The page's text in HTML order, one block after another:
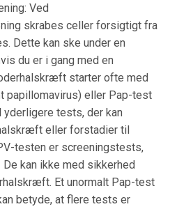
Ved
skrabes celler forsigtigt fra
Dette kan ske under en
du er i gang med en
starter ofte med
papillomavirus) eller Pap-test
tests, der kan
eller forstadier til
testen er screeningstests,
kan ikke med sikkerhed
Et unormalt Pap-test
betyde, at flere tests er